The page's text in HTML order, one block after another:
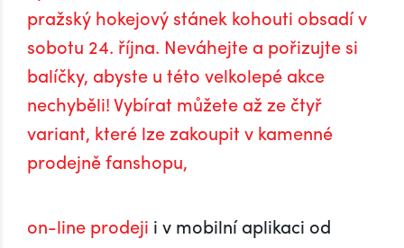
pražský hokejový stánek kohouti obsadí v
sobotu 24. října. Neváhejte a pořizujte si
balíčky, abyste u této velkolepé akce
nechyběli! Vybírat můžete až ze čtyř
variant, které lze zakoupit v kamenné
prodejně fanshopu,
on-line prodeji i v mobilní aplikaci od